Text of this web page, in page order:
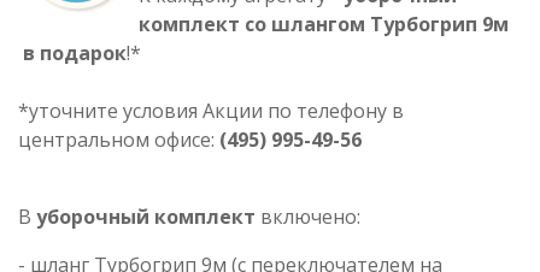
комплект со шлангом Турбогрип 9м
в подарок!*
*уточните условия Акции по телефону в
центральном офисе: (495) 995-49-56
В уборочный комплект включено:
- шланг Турбогрип 9м (с переключателем на